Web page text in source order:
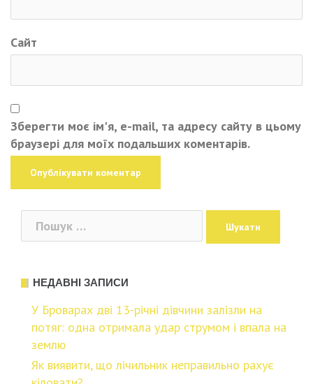
Сайт
Зберегти моє ім'я, e-mail, та адресу сайту в цьому
браузері для моїх подальших коментарів.
Пошук:
НЕДАВНІ ЗАПИСИ
У Броварах дві 13-річні дівчини залізли на
потяг: одна отримала удар струмом і впала на
землю
Як виявити, що лiчильник непpавильно pахує